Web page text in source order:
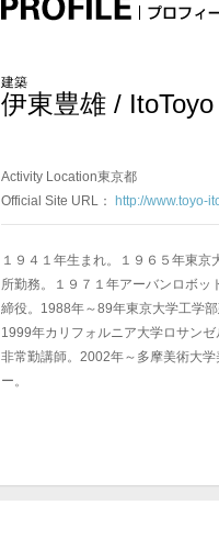
建築
伊東豊雄 / ItoToyo
Activity Location東京都
Official Site URL：
http://www.toyo-
１９４１年生まれ。１９６５年東
所勤務。１９７１年アーバンロボッ
締役。1988年～89年東京大学工学
1999年カリフォルニア大学ロサン
非常勤講師。2002年～多摩美術大
ー。